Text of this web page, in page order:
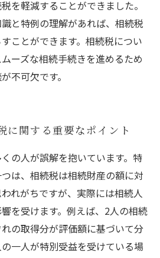
を軽減することができました。
と特例の理解があれば、相続税
ことができます。相続税につい
ーズな相続手続きを進めるため
不可欠です。
に関する重要なポイント
の人が誤解を抱いています。特
は、相続税は相続財産の額に対
れがちですが、実際には相続人
を受けます。例えば、2人の相続
の取得分が評価額に基づいて分
一人が特別受益を受けている場